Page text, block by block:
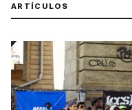
ARTÍCULOS